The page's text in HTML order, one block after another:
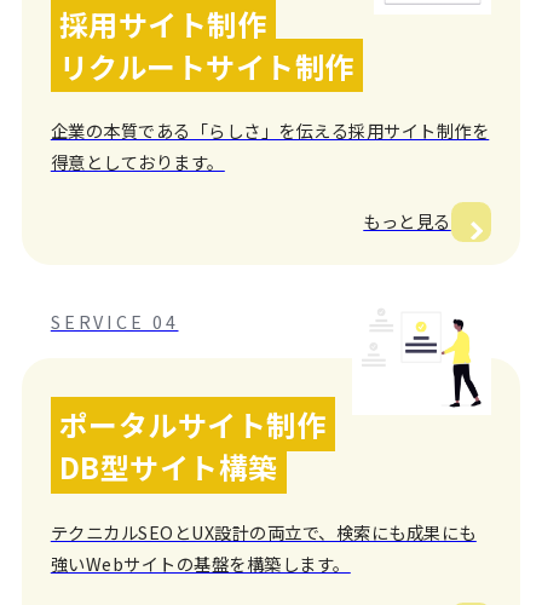
採用サイト制作
リクルートサイト制作
企業の本質である「らしさ」を伝える採用サイト制作を
得意としております。
もっと見る
SERVICE 04
ポータルサイト制作
DB型サイト構築
テクニカルSEOとUX設計の両立で、検索にも成果にも
強いWebサイトの基盤を構築します。